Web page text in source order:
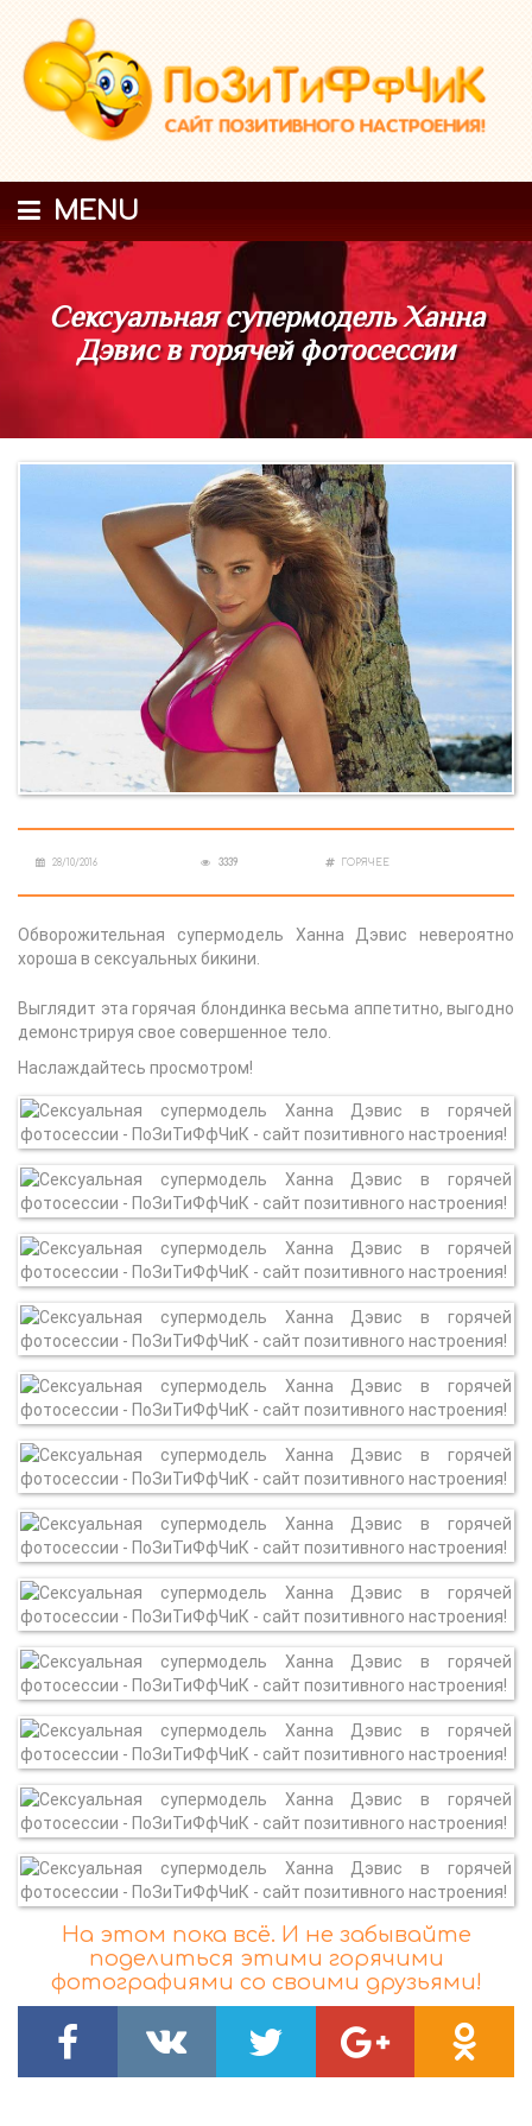
MENU
Сексуальная супермодель Ханна
Дэвис в горячей фотосессии
28/10/2016 3339 ГОРЯЧЕЕ
Обворожительная супермодель Ханна Дэвис невероятно
хороша в сексуальных бикини.
Выглядит эта горячая блондинка весьма аппетитно, выгодно
демонстрируя свое совершенное тело.
Наслаждайтесь просмотром!
На этом пока всё. И не забывайте
поделиться этими горячими
фотографиями со своими друзьями!